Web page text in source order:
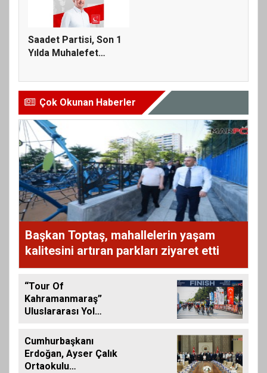
Saadet Partisi, Son 1
Yılda Muhalefet
Çok Okunan Haberler
Başkan Toptaş, mahallelerin yaşam
kalitesini artıran parkları ziyaret etti
“Tour Of
Kahramanmaraş”
Uluslararası Yol
Tamamlandı
Cumhurbaşkanı
Erdoğan, Ayser Çalık
Ortaokulu